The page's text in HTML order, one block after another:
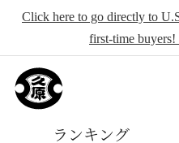
Click here to go directly to
first-time buyers!
ランキング